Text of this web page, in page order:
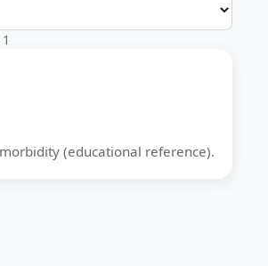
(educational reference).